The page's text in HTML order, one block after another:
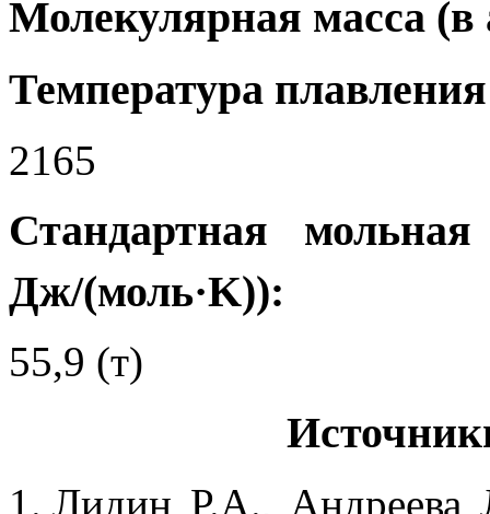
Молекулярная масса (в
Температура
2165
Стандартная
Дж/(моль·K)):
55,9 (т)
Лидин Р.А.,